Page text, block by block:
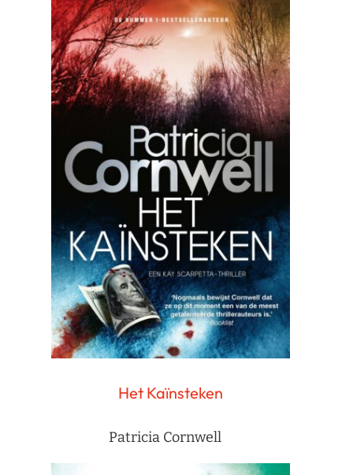
Het Kaïnsteken
Patricia Cornwell